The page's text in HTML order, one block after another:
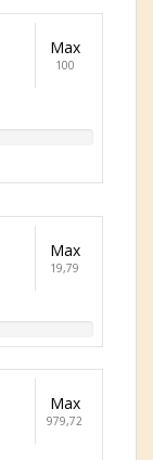
Max
100
Max
19,79
Max
979,72